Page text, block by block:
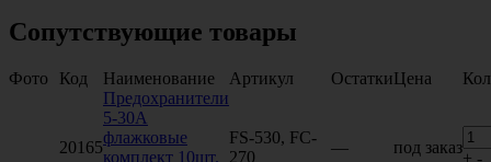
Сопутствующие товары
Фото Код Наименование Артикул ОстаткиЦена
20165
Предохранители
5-30А
флажковые
комплект 10шт.
FS-530, FC-
270
— под заказ
+ -